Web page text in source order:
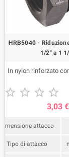
HRB5040 -
1/2" a 1
In nylon rinforzato
   
3,03 €
Dimensione attacco
Tipo di attacco